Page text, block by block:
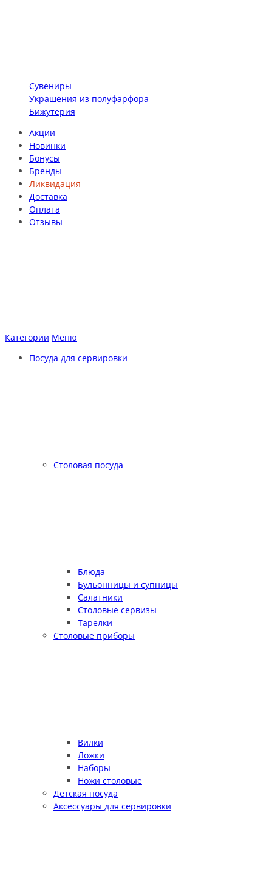
Сувениры
Украшения из полуфарфора
Бижутерия
Акции
Новинки
Бонусы
Бренды
Ликвидация
Доставка
Оплата
Отзывы
Категории Меню
Посуда для сервировки
Столовая посуда
Блюда
Бульонницы и супницы
Салатники
Столовые сервизы
Тарелки
Столовые приборы
Вилки
Ложки
Наборы
Ножи столовые
Детская посуда
Аксессуары для сервировки